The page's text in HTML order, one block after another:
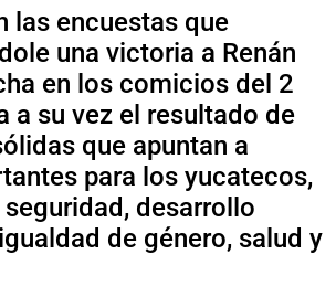
las encuestas que
una victoria a Renán
en los comicios del 2
a su vez el resultado de
que apuntan a
para los yucatecos,
desarrollo
de género, salud y